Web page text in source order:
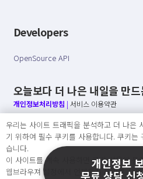
Developers
OpenSource API
오늘보다 더 나은 내일을 만
개인정보처리방침 | 서비스 이용약관
○ 개인정보보호 컴플라이언스를 선도하겠습
○ 정보주체의 권리를 보장하겠습니다.
○ 기업의 개인정보보호를 위한 효율적 관리를
우리는 사이트 트래픽을 분석하고 더 나은
기 위하여 필수 쿠키를 사용합니다. 쿠키는
습니다.
이 사이트를 계속 사용하면 쿠키 사용에 동
웹브라우져 설정에서 언제든지 쿠키를 삭제
개인정보
무료 상담 신